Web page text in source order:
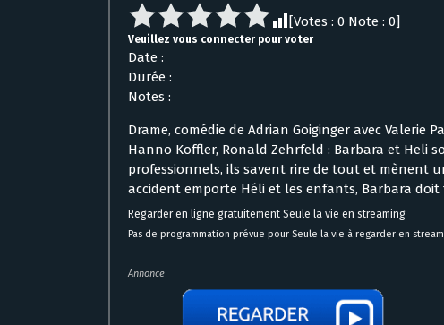
[Votes : 0 Note : 0]
Veuillez vous connecter pour voter
Date :
Durée :
Notes :
Drame, comédie de Adrian Goiginger avec Valerie
Hanno Koffler, Ronald Zehrfeld : Barbara et Heli
professionnels, ils savent rire de tout et mènent
accident emporte Héli et les enfants, Barbara
Regarder en ligne gratuitement Seule la vie en streaming
Pas de programmation prévue pour Seule la vie à regarder en
Annonce